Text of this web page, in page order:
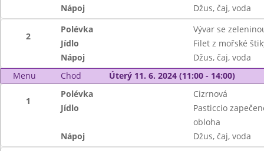
Nápoj
Džus, čaj, voda
2
Polévka
Vývar se
Jídlo
Filet z mořské
Nápoj
Džus, čaj, voda
Menu
Chod Úterý 11. 6. 2024 (11:00 - 14:00)
1
Polévka
Cizrnová
Jídlo
Pasticcio
obloha
Nápoj
Džus, čaj, voda